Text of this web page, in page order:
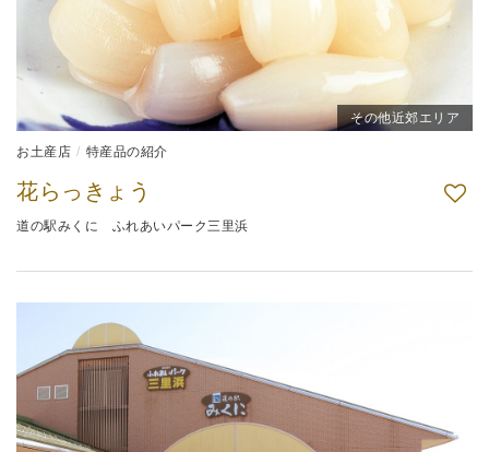
その他近郊エリア
お土産店 特産品の紹介
花らっきょう
道の駅みくに ふれあいパーク三里浜